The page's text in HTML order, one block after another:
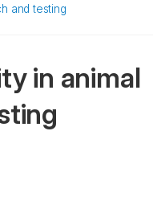
and testing
in animal